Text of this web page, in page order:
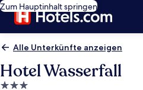
Zum Hauptinhalt springen
Alle Unterkünfte anzeigen
Hotel Wasserfall
3.0-